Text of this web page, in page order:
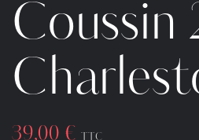
Coussin
39,00 € TTC